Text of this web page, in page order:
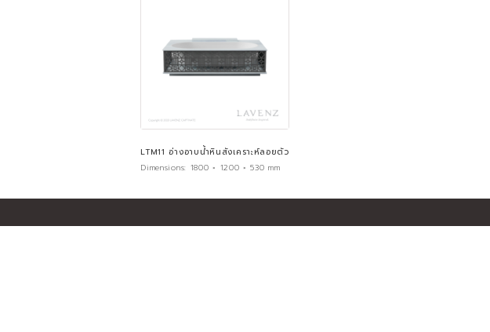
LTM11 อ่างอาบน้ำหินสังเคราะห์ลอยตัว
Dimensions: 1800 × 1200 × 530 mm